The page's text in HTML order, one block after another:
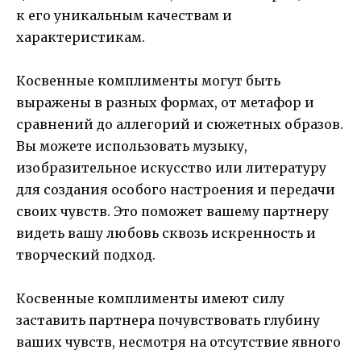
к его уникальным качествам и
характеристикам.
Косвенные комплименты могут быть
выражены в разных формах, от метафор и
сравнений до аллегорий и сюжетных образов.
Вы можете использовать музыку,
изобразительное искусство или литературу
для создания особого настроения и передачи
своих чувств. Это поможет вашему партнеру
видеть вашу любовь сквозь искренность и
творческий подход.
Косвенные комплименты имеют силу
заставить партнера почувствовать глубину
ваших чувств, несмотря на отсутствие явного